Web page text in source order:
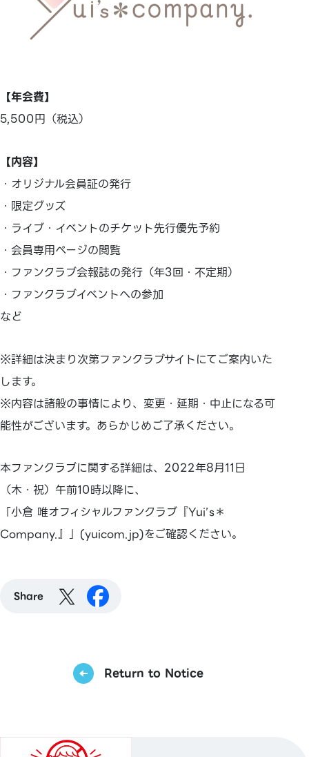
【年会費】
5,500円（税込）
【内容】
・オリジナル会員証の発行
・限定グッズ
・ライブ・イベントのチケット先行優先予約
・会員専用ページの閲覧
・ファンクラブ会報誌の発行（年3回・不定期）
・ファンクラブイベントへの参加
など
※詳細は決まり次第ファンクラブサイトにてご案内いた
します。
※内容は諸般の事情により、変更・延期・中止になる可
能性がございます。あらかじめご了承ください。
本ファンクラブに関する詳細は、2022年8月11日
（木・祝）午前10時以降に、
「小倉 唯オフィシャルファンクラブ『Yui’s＊
Company.』」(yuicom.jp)をご確認ください。
Share
Return to Notice